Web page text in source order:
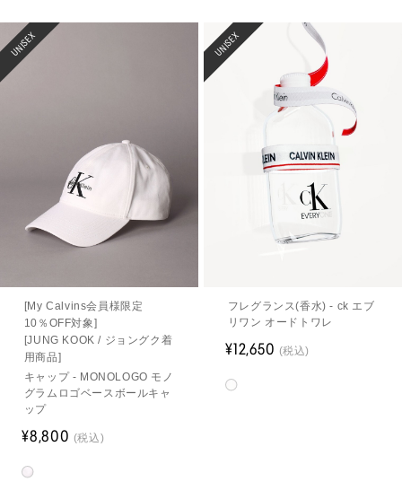
UNISEX
[My Calvins会員様限定
10％OFF対象]
[JUNG KOOK / ジョングク着
用商品]
キャップ - MONOLOGO モノ
グラムロゴベースボールキャ
ップ
¥8,800 (税込)
UNISEX
フレグランス(香水) - ck エブ
リワン オードトワレ
¥12,650 (税込)